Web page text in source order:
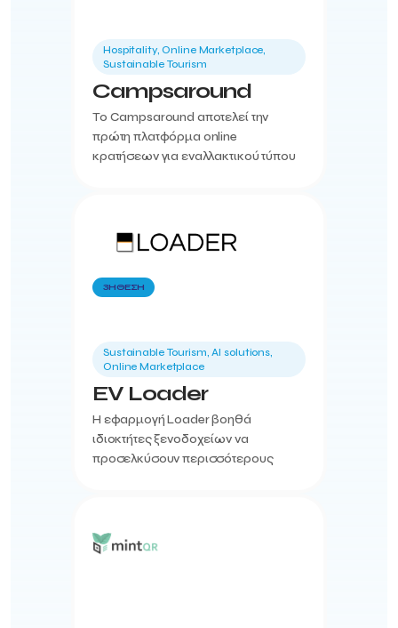
Hospitality, Online Marketplace,
Sustainable Tourism
Campsaround
Το Campsaround αποτελεί την
πρώτη πλατφόρμα online
κρατήσεων για εναλλακτικού τύπου
ψηφιακή τους παρ...
3Η ΘΕΣΗ
Sustainable Tourism, AI solutions,
Online Marketplace
EV Loader
Η εφαρμογή Loader βοηθά
ιδιοκτήτες ξενοδοχείων να
προσελκύσουν περισσότερους